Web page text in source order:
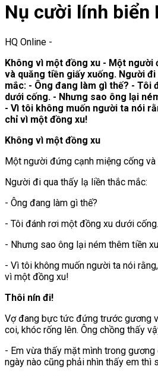
Nụ cười lính biển
HQ Online -
Không vì một đồng xu - Một người
và quăng tiền giấy xuống. Người
mắc: - Ông đang làm gì thế? - Tôi
dưới cống. - Nhưng sao ông lại
- Vì tôi không muốn người ta nói
chỉ vì một đồng xu!
Không vì một đồng xu
Một người đứng cạnh miệng cống
Người đi qua thấy lạ liền thắc mắc:
- Ông đang làm gì thế?
- Tôi đánh rơi một đồng xu dưới cống.
- Nhưng sao ông lại ném thêm tiền
- Vì tôi không muốn người ta nói
vì một đồng xu!
Thôi nín đi!
Vợ đang bực tức đứng trước gương
coi, khóc rống lên. Ông chồng thấy
- Em vừa thấy mặt mình trong gương
ngày nào cũng phải nhìn thấy em thì